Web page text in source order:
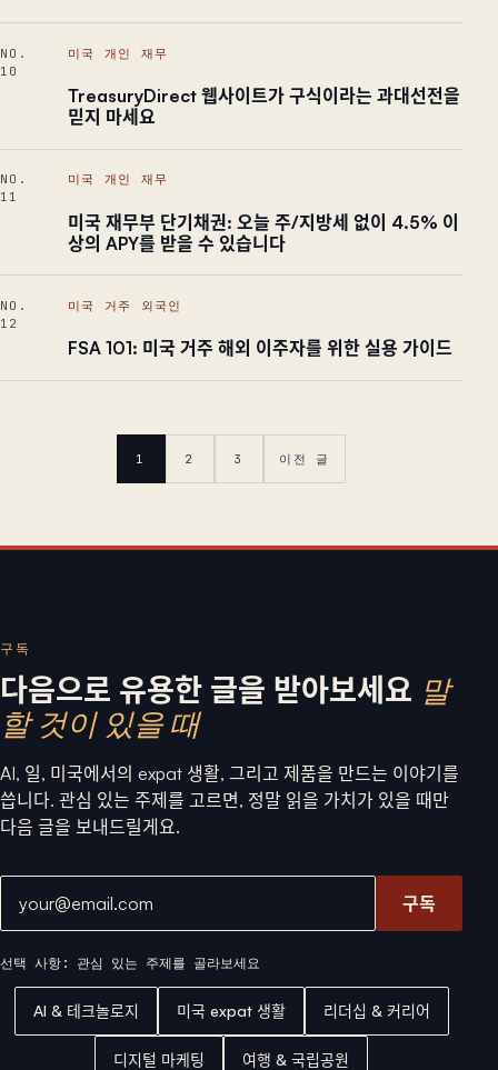
NO.
10
미국 개인 재무
TreasuryDirect 웹사이트가 구식이라는 과대선전을
믿지 마세요
NO.
11
미국 개인 재무
미국 재무부 단기채권: 오늘 주/지방세 없이 4.5% 이
상의 APY를 받을 수 있습니다
NO.
12
미국 거주 외국인
FSA 101: 미국 거주 해외 이주자를 위한 실용 가이드
1 2 3 이전 글
구독
다음으로 유용한 글을 받아보세요 말
할 것이 있을 때
AI, 일, 미국에서의 expat 생활, 그리고 제품을 만드는 이야기를
씁니다. 관심 있는 주제를 고르면, 정말 읽을 가치가 있을 때만
다음 글을 보내드릴게요.
구독
선택 사항: 관심 있는 주제를 골라보세요
AI & 테크놀로지 미국 expat 생활 리더십 & 커리어
디지털 마케팅 여행 & 국립공원